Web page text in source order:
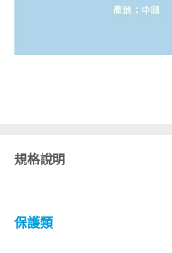
規格說明
保護類